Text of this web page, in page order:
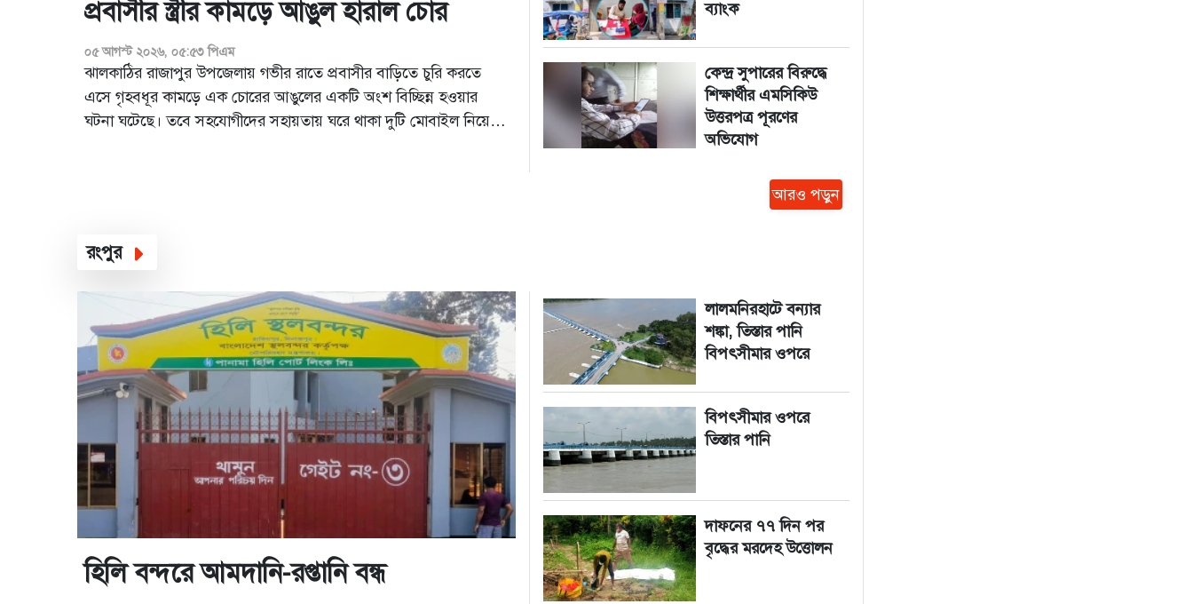
প্রবাসীর স্ত্রীর কামড়ে আঙুল হারাল চোর
০৫ আগস্ট ২০২৬, ০৫:৫৩ পিএম
ঝালকাঠির রাজাপুর উপজেলায় গভীর রাতে প্রবাসীর বাড়িতে চুরি করতে
এসে গৃহবধূর কামড়ে এক চোরের আঙুলের একটি অংশ বিচ্ছিন্ন হওয়ার
ঘটনা ঘটেছে। তবে সহযোগীদের সহায়তায় ঘরে থাকা দুটি মোবাইল নিয়ে
ব্যাংক
কেন্দ্র সুপারের বিরুদ্ধে
শিক্ষার্থীর এমসিকিউ
উত্তরপত্র পূরণের
অভিযোগ
আরও পড়ুন
রংপুর
হিলি বন্দরে আমদানি-রপ্তানি বন্ধ
লালমনিরহাটে বন্যার
শঙ্কা, তিস্তার পানি
বিপৎসীমার ওপরে
বিপৎসীমার ওপরে
তিস্তার পানি
দাফনের ৭৭ দিন পর
বৃদ্ধের মরদেহ উত্তোলন